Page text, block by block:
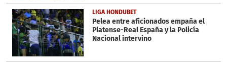
LIGA HONDUBET
Pelea entre aficionados empaña el
Platense-Real España y la Policía
Nacional intervino